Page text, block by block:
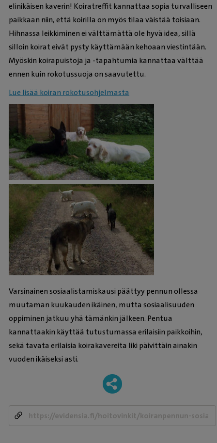
elinikäisen kaverin! Koiratreffit kannattaa sopia turvalliseen
paikkaan niin, että koirilla on myös tilaa väistää toisiaan.
Hihnassa leikkiminen ei välttämättä ole hyvä idea, sillä
silloin koirat eivät pysty käyttämään kehoaan viestintään.
Myöskin koirapuistoja ja -tapahtumia kannattaa välttää
ennen kuin rokotussuoja on saavutettu.
Lue lisää koiran rokotusohjelmasta
Varsinainen sosiaalistamiskausi päättyy pennun ollessa
muutaman kuukauden ikäinen, mutta sosiaalisuuden
oppiminen jatkuu yhä tämänkin jälkeen. Pentua
kannattaakin käyttää tutustumassa erilaisiin paikkoihin,
sekä tavata erilaisia koirakavereita liki päivittäin ainakin
vuoden ikäiseksi asti.
-